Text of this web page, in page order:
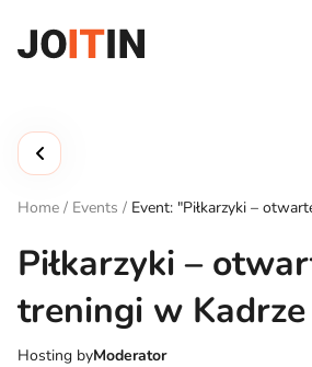
content
Get the App:
Home / Events / Event: "Piłkarzyki –
Piłkarzyki –
treningi w Kadrze
Hosting byModerator